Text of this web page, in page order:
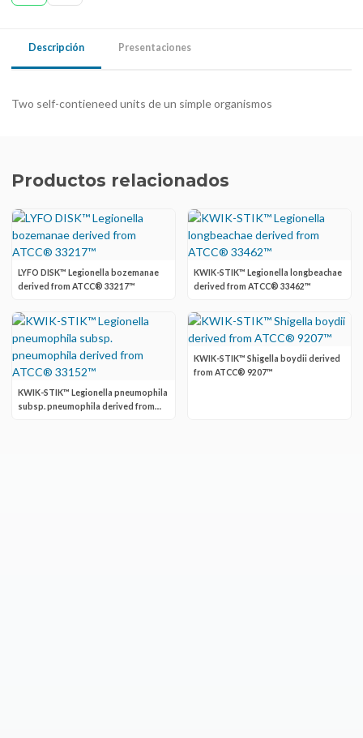
Descripción Presentaciones
Two self-contieneed units de un simple organismos
Productos relacionados
LYFO DISK™ Legionella bozemanae
derived from ATCC® 33217™
KWIK-STIK™ Legionella longbeachae
derived from ATCC® 33462™
KWIK-STIK™ Legionella pneumophila
subsp. pneumophila derived from
KWIK-STIK™ Shigella boydii derived
from ATCC® 9207™